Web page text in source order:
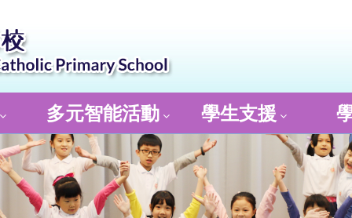
多元智能活動 學生支援